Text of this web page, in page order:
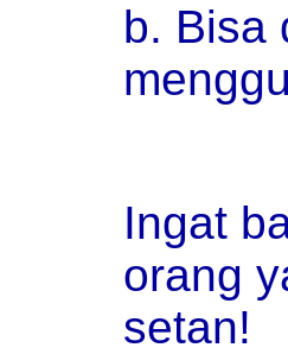
b. Bisa
Ingat
orang
setan!